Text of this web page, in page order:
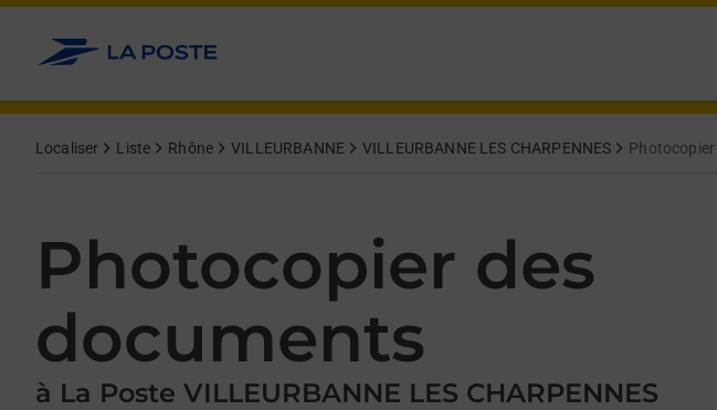
Allez au contenu
Localiser Liste Rhône VILLEURBANNE VILLEURBANNE LES CHARPENNES Photocopier
Photocopier des
documents
à La Poste VILLEURBANNE LES CHARPENNES
Afficher ou masquer la réponse
Afficher ou masquer la réponse
Afficher ou masquer la réponse